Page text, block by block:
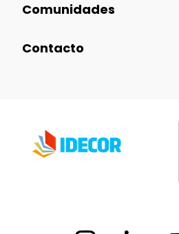
Comunidades
Contacto